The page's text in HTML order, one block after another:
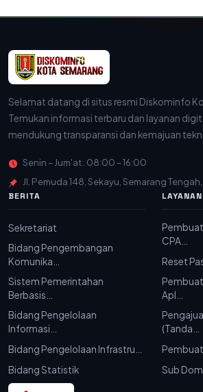
Selamat datang di situs resmi Diskominfo
Temukan informasi terbaru dan layanan
mendukung transparansi dan kemajuan
Senin – Jum'at : 08:00 – 16:00
Jl. Pemuda 148, Sekayu, Semarang
BERITA
Sekretariat
Bidang Pengembangan
Komunika…
Sistem Pemerintahan
Berbasis…
Bidang Pengelolaan
Informasi…
Bidang Pengelolaan Infrastru…
Bidang Statistik
LAYANAN
CPA…
Reset
Apl…
(Tanda…
Sub